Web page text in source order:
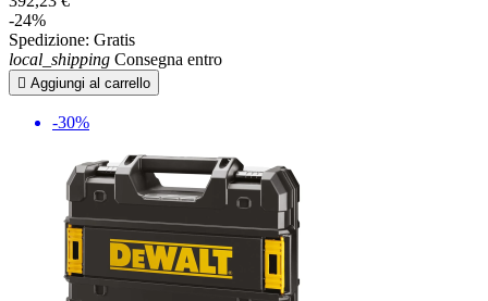
-24%
Spedizione: Gratis
local_shipping Consegna entro
 Aggiungi al carrello
-30%